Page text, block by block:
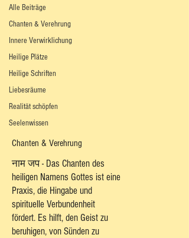
Alle Beiträge
Chanten & Verehrung
Innere Verwirklichung
Heilige Plätze
Heilige Schriften
Liebesräume
Realität schöpfen
Seelenwissen
Chanten & Verehrung
नाम जप - Das Chanten des
heiligen Namens Gottes ist eine
Praxis, die Hingabe und
spirituelle Verbundenheit
fördert. Es hilft, den Geist zu
beruhigen, von Sünden zu